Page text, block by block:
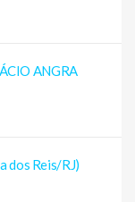
ANGRA
dos Reis/RJ)